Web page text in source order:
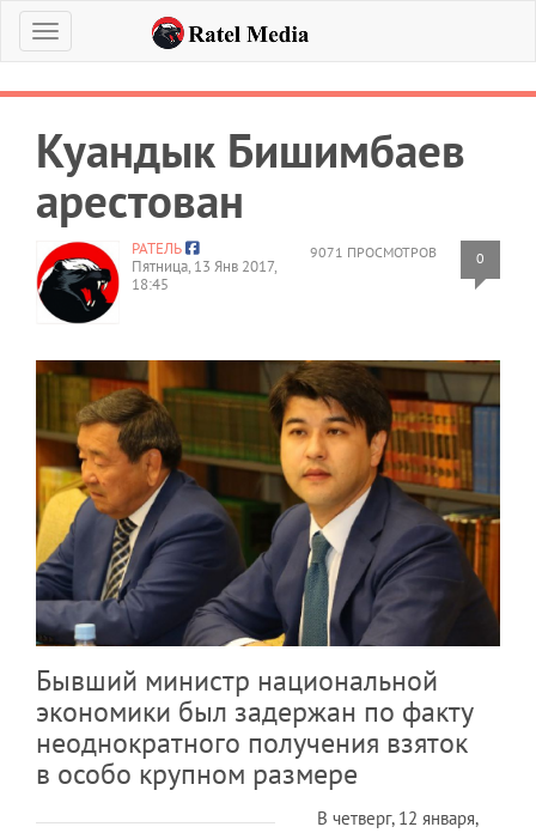
Меню
Куандык Бишимбаев
арестован
9071 ПРОСМОТРОВ 0
РАТЕЛЬ
Пятница, 13 Янв 2017,
18:45
Бывший министр национальной
экономики был задержан по факту
неоднократного получения взяток
в особо крупном размере
В четверг, 12 января,